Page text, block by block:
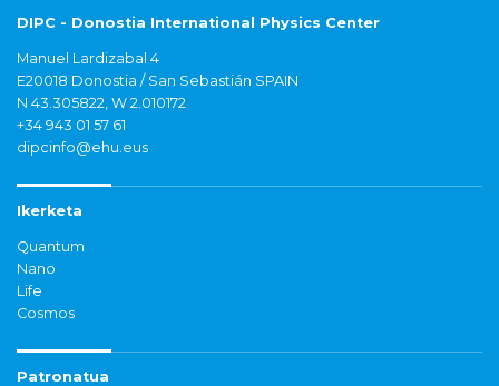
DIPC - Donostia International Physics Center
Manuel Lardizabal 4
E20018 Donostia / San Sebastián SPAIN
N 43.305822, W 2.010172
+34 943 01 57 61
dipcinfo@ehu.eus
Ikerketa
Quantum
Nano
Life
Cosmos
Patronatua